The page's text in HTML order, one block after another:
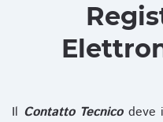
Il Contatto Tecnicodeve